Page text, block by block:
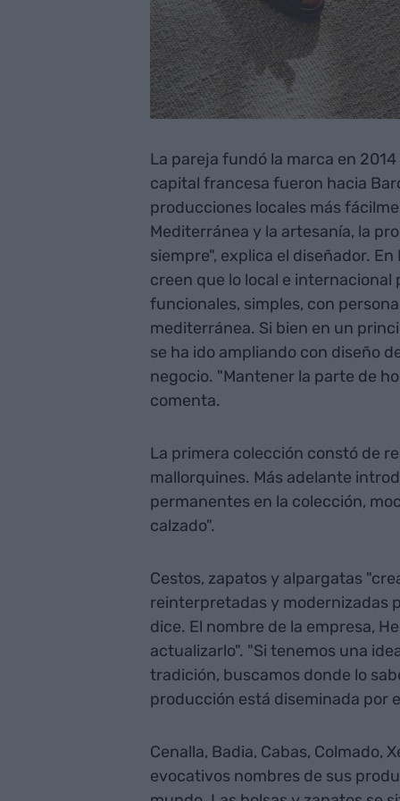
La pareja fundó la marca en
capital francesa fueron hacia
producciones locales más
Mediterránea y la artesanía, la
siempre", explica el diseñador.
creen que lo local e
funcionales, simples, con
mediterránea. Si bien en un
se ha ido ampliando con diseño
negocio. "Mantener la parte de
comenta.
La primera colección constó de
mallorquines. Más adelante
permanentes en la colección,
calzado".
Cestos, zapatos y alpargatas
reinterpretadas y modernizadas
dice. El nombre de la empresa,
actualizarlo". "Si tenemos una
tradición, buscamos donde lo
producción está diseminada por
Cenalla, Badia, Cabas, Colmado,
evocativos nombres de sus